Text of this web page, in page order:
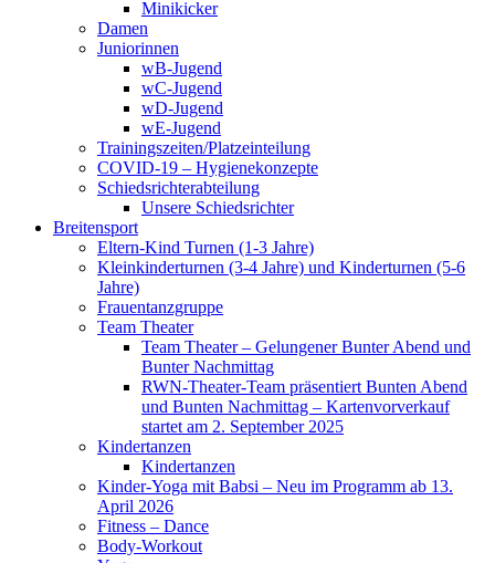
Minikicker
Damen
Juniorinnen
wB-Jugend
wC-Jugend
wD-Jugend
wE-Jugend
Trainingszeiten/Platzeinteilung
COVID-19 – Hygienekonzepte
Schiedsrichterabteilung
Unsere Schiedsrichter
Breitensport
Eltern-Kind Turnen (1-3 Jahre)
Kleinkinderturnen (3-4 Jahre) und Kinderturnen (5-6
Jahre)
Frauentanzgruppe
Team Theater
Team Theater – Gelungener Bunter Abend und
Bunter Nachmittag
RWN-Theater-Team präsentiert Bunten Abend
und Bunten Nachmittag – Kartenvorverkauf
startet am 2. September 2025
Kindertanzen
Kindertanzen
Kinder-Yoga mit Babsi – Neu im Programm ab 13.
April 2026
Fitness – Dance
Body-Workout